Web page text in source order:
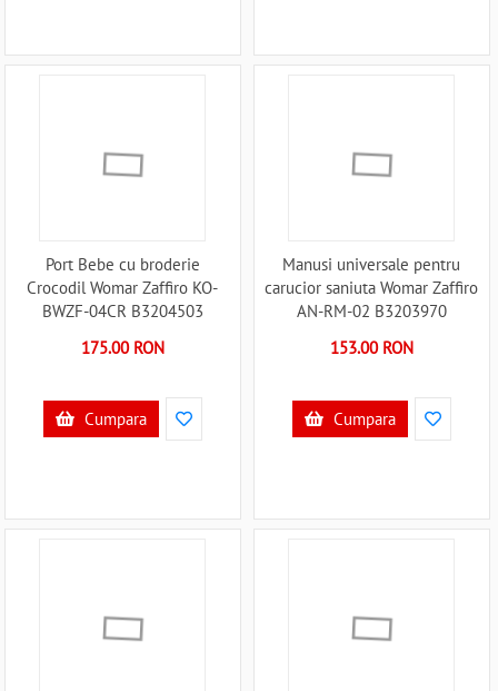
Port Bebe cu broderie
Crocodil Womar Zaffiro KO-
BWZF-04CR B3204503
175.00 RON
Cumpara
Manusi universale pentru
carucior saniuta Womar Zaffiro
AN-RM-02 B3203970
153.00 RON
Cumpara